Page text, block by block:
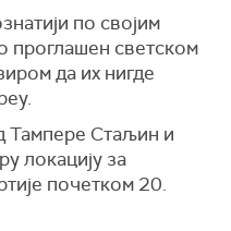
по својим
проглашен светском
да их нигде
Тампере Стаљин и
локацију за
почетком 20.